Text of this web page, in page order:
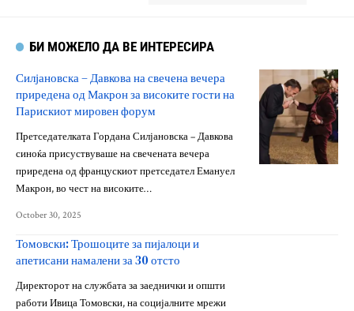
БИ МОЖЕЛО ДА ВЕ ИНТЕРЕСИРА
Силјановска – Давкова на свечена вечера
приредена од Макрон за високите гости на
Парискиот мировен форум
Претседателката Гордана Силјановска – Давкова
синоќа присуствуваше на свечената вечера
приредена од францускиот претседател Емануел
Макрон, во чест на високите…
October 30, 2025
Томовски: Трошоците за пијалоци и
апетисани намалени за 30 отсто
Директорот на службата за заеднички и општи
работи Ивица Томовски, на социјалните мрежи